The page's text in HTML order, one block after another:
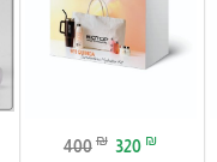
400 ₪ 320 ₪